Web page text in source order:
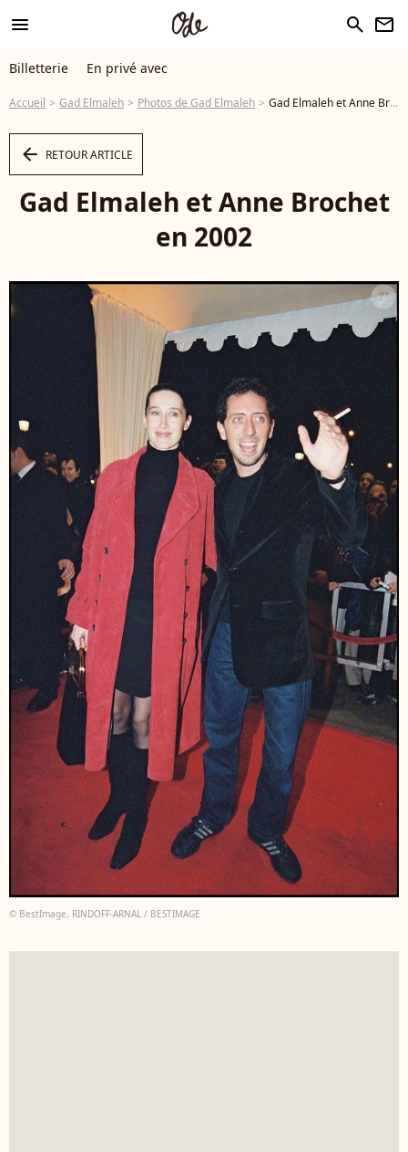
menu search newsletter
Billetterie En privé avec
Accueil Gad Elmaleh Photos de Gad Elmaleh Gad Elmaleh et Anne Brochet en 2002 ©RINDOFF-ARNAL / BESTIMAGE - Photo
arrow_left RETOUR ARTICLE
Gad Elmaleh et Anne Brochet
en 2002
© BestImage, RINDOFF-ARNAL / BESTIMAGE